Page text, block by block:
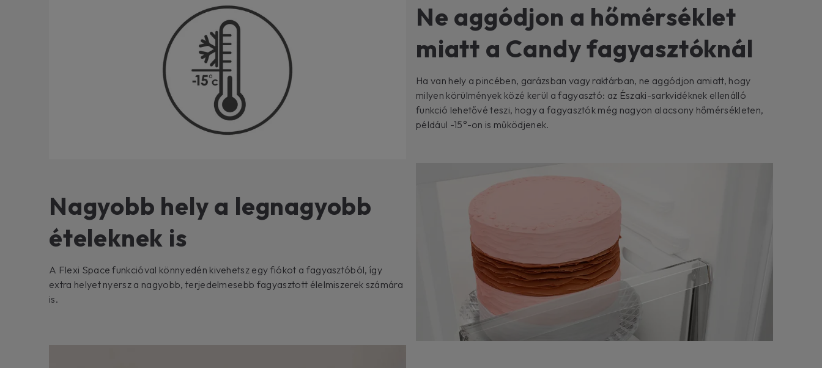
Ne aggódjon a hőmérséklet
miatt a Candy fagyasztóknál
Ha van hely a pincében, garázsban vagy raktárban, ne aggódjon amiatt, hogy
milyen körülmények közé kerül a fagyasztó: az Északi-sarkvidéknek ellenálló
funkció lehetővé teszi, hogy a fagyasztók még nagyon alacsony hőmérsékleten,
például -15°-on is működjenek.
Nagyobb hely a legnagyobb
ételeknek is
A Flexi Space funkcióval könnyedén kivehetsz egy fiókot a fagyasztóból, így
extra helyet nyersz a nagyobb, terjedelmesebb fagyasztott élelmiszerek számára
is.